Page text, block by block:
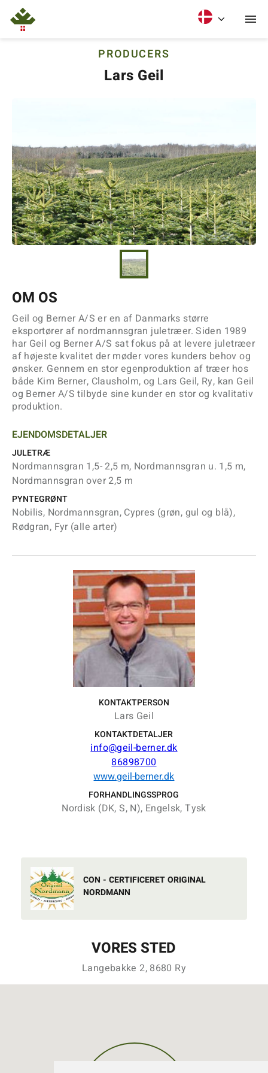
PRODUCERS
Lars Geil
OM OS
Geil og Berner A/S er en af Danmarks større
eksportører af nordmannsgran juletræer. Siden 1989
har Geil og Berner A/S sat fokus på at levere juletræer
af højeste kvalitet der møder vores kunders behov og
ønsker. Gennem en stor egenproduktion af træer hos
både Kim Berner, Clausholm, og Lars Geil, Ry, kan Geil
og Berner A/S tilbyde sine kunder en stor og kvalitativ
produktion.
EJENDOMSDETALJER
JULETRÆ
Nordmannsgran 1,5- 2,5 m, Nordmannsgran u. 1,5 m,
Nordmannsgran over 2,5 m
PYNTEGRØNT
Nobilis, Nordmannsgran, Cypres (grøn, gul og blå),
Rødgran, Fyr (alle arter)
KONTAKTPERSON
Lars Geil
KONTAKTDETALJER
info@geil-berner.dk
86898700
www.geil-berner.dk
FORHANDLINGSSPROG
Nordisk (DK, S, N), Engelsk, Tysk
CON - CERTIFICERET ORIGINAL
NORDMANN
VORES STED
Langebakke 2, 8680 Ry